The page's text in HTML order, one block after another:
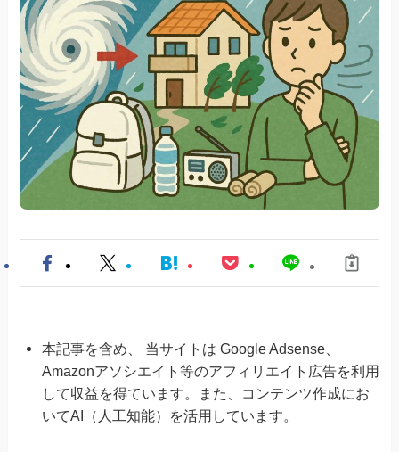
本記事を含め、 当サイトは Google Adsense、
Amazonアソシエイト等のアフィリエイト広告を利用
して収益を得ています。また、コンテンツ作成にお
いてAI（人工知能）を活用しています。